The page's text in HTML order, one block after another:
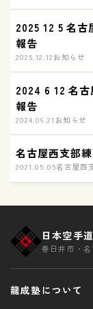
2025 12 5 名古
報告
2025.12.12お知らせ
2024 6 12 名
報告
2024.06.21 お知らせ
名古屋西支部
2021.05.05名古屋西
日本空手
春日井市・
龍成塾について